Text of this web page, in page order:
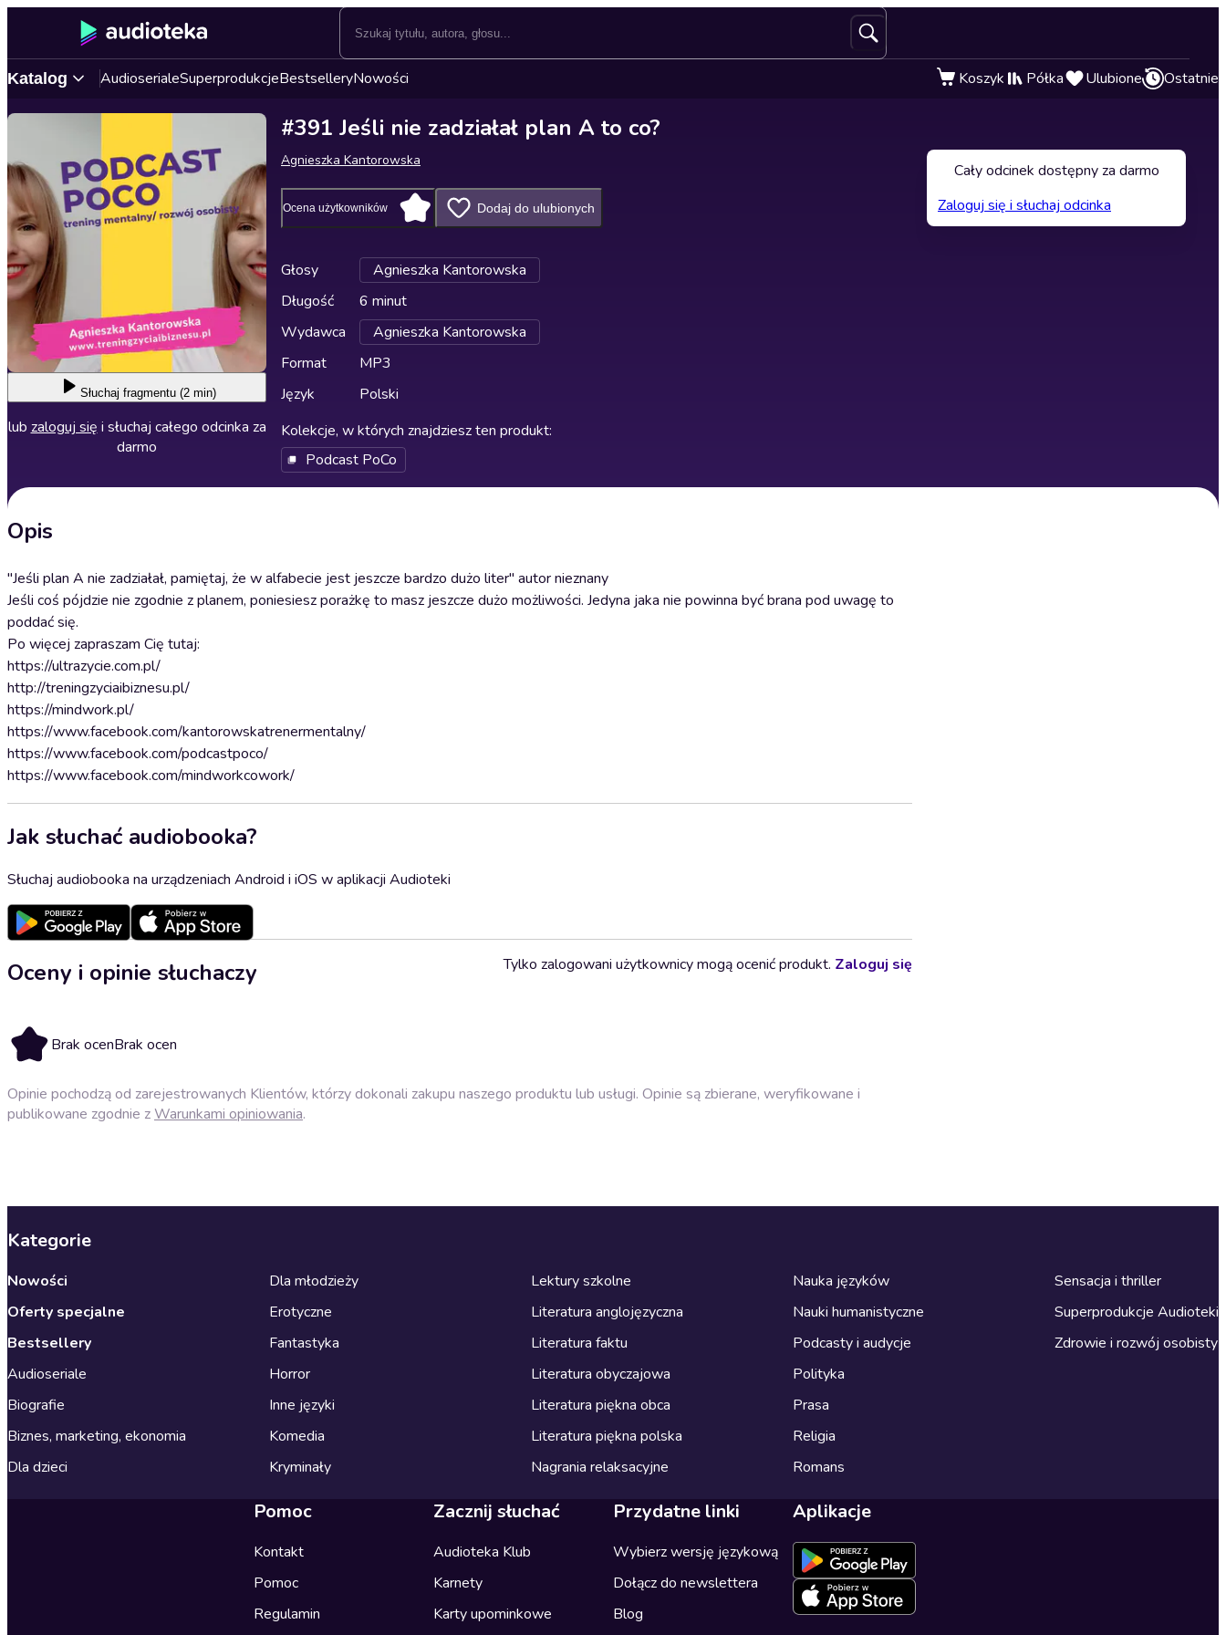
Katalog AudioserialeSuperprodukcjeBestselleryNowości Koszyk Półka Ulubione Ostatnie
Słuchaj fragmentu (2 min)
lub zaloguj się i słuchaj całego odcinka za
darmo
#391 Jeśli nie zadziałał plan A to co?
Agnieszka Kantorowska
Ocena użytkowników Dodaj do ulubionych
Głosy
Agnieszka Kantorowska
Długość
6 minut
Wydawca
Agnieszka Kantorowska
Format
MP3
Język
Polski
Kolekcje, w których znajdziesz ten produkt:
Podcast PoCo
Opis
"Jeśli plan A nie zadziałał, pamiętaj, że w alfabecie jest jeszcze bardzo dużo liter" autor nieznany
Jeśli coś pójdzie nie zgodnie z planem, poniesiesz porażkę to masz jeszcze dużo możliwości. Jedyna jaka nie powinna być brana pod uwagę to
poddać się.
Po więcej zapraszam Cię tutaj:
https://ultrazycie.com.pl/
http://treningzyciaibiznesu.pl/
https://mindwork.pl/
https://www.facebook.com/kantorowskatrenermentalny/
https://www.facebook.com/podcastpoco/
https://www.facebook.com/mindworkcowork/
Jak słuchać audiobooka?
Słuchaj audiobooka na urządzeniach Android i iOS w aplikacji Audioteki
Oceny i opinie słuchaczy
Brak ocenBrak ocen
Tylko zalogowani użytkownicy mogą ocenić produkt. Zaloguj się
Opinie pochodzą od zarejestrowanych Klientów, którzy dokonali zakupu naszego produktu lub usługi. Opinie są zbierane, weryfikowane i
publikowane zgodnie zWarunkami opiniowania.
Cały odcinek dostępny za darmo
Zaloguj się i słuchaj odcinka
Kategorie
Nowości
Oferty specjalne
Bestsellery
Audioseriale
Biografie
Biznes, marketing, ekonomia
Dla dzieci
Dla młodzieży
Erotyczne
Fantastyka
Horror
Inne języki
Komedia
Kryminały
Lektury szkolne
Literatura anglojęzyczna
Literatura faktu
Literatura obyczajowa
Literatura piękna obca
Literatura piękna polska
Nagrania relaksacyjne
Nauka języków
Nauki humanistyczne
Podcasty i audycje
Polityka
Prasa
Religia
Romans
Sensacja i thriller
Superprodukcje Audioteki
Zdrowie i rozwój osobisty
Pomoc
Kontakt
Pomoc
Regulamin
Zacznij słuchać
Audioteka Klub
Karnety
Karty upominkowe
Przydatne linki
Wybierz wersję językową
Dołącz do newslettera
Blog
Aplikacje